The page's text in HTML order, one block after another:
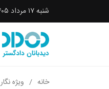
شنبه ۱۷ مرداد ۱۴۰۵
خانه ویژه نگار